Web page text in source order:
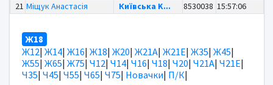
21 Міщук Анастасія Київська K... 8530038 15:57:06
Ж18
Ж12| Ж14| Ж16| Ж18| Ж20| Ж21А| Ж21Е| Ж35| Ж45|
Ж55| Ж65| Ж75| Ч12| Ч14| Ч16| Ч18| Ч20| Ч21А| Ч21Е|
Ч35| Ч45| Ч55| Ч65| Ч75| Новачки| П/К|